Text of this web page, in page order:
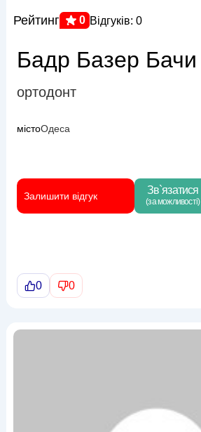
Рейтинг 0 Відгуків: 0
Бадр Базер Бачи
ортодонт
містоОдеса
Залишити відгук Зв`язатися
(за можливості)
0 0